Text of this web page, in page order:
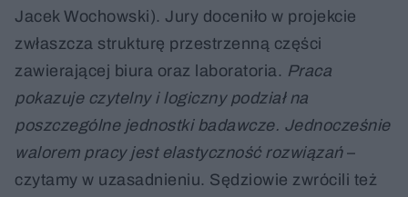
Jacek Wochowski). Jury doceniło w projekcie
zwłaszcza strukturę przestrzenną części
zawierającej biura oraz laboratoria. Praca
pokazuje czytelny i logiczny podział na
poszczególne jednostki badawcze. Jednocześnie
walorem pracy jest elastyczność rozwiązań–
czytamy w uzasadnieniu. Sędziowie zwrócili też